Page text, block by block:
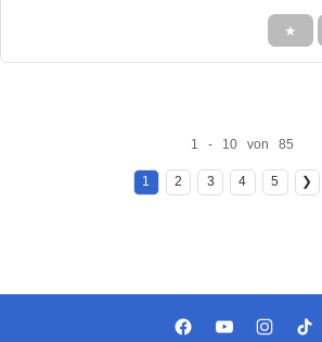
★
1 - 10 von 85
1 2 3 4 5 ❯